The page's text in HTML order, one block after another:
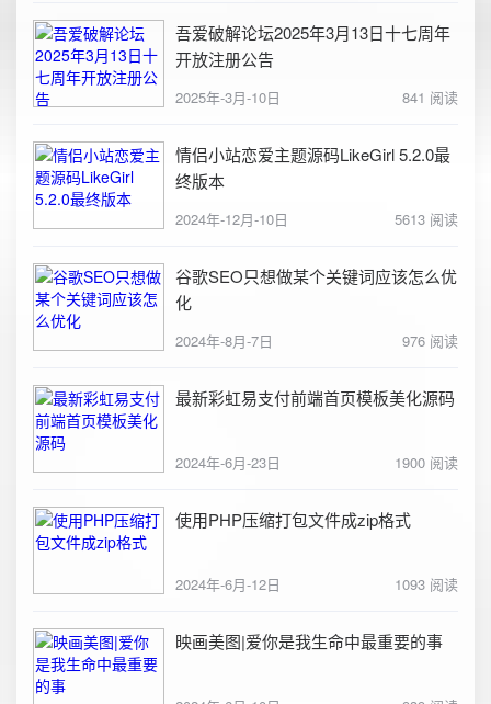
吾爱破解论坛2025年3月13日十七周年
开放注册公告
2025年-3月-10日 841 阅读
情侣小站恋爱主题源码LikeGirl 5.2.0最
终版本
2024年-12月-10日 5613 阅读
谷歌SEO只想做某个关键词应该怎么优
化
2024年-8月-7日 976 阅读
最新彩虹易支付前端首页模板美化源码
2024年-6月-23日 1900 阅读
使用PHP压缩打包文件成zip格式
2024年-6月-12日 1093 阅读
映画美图|爱你是我生命中最重要的事